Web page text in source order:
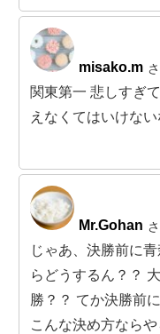
misako.m
関東第一 悲しすぎ
えなくてはいけな
Mr.Gohan
じゃあ、決勝前に
らどうするん？？
勝？？ てか決勝前
こんな決め方なら